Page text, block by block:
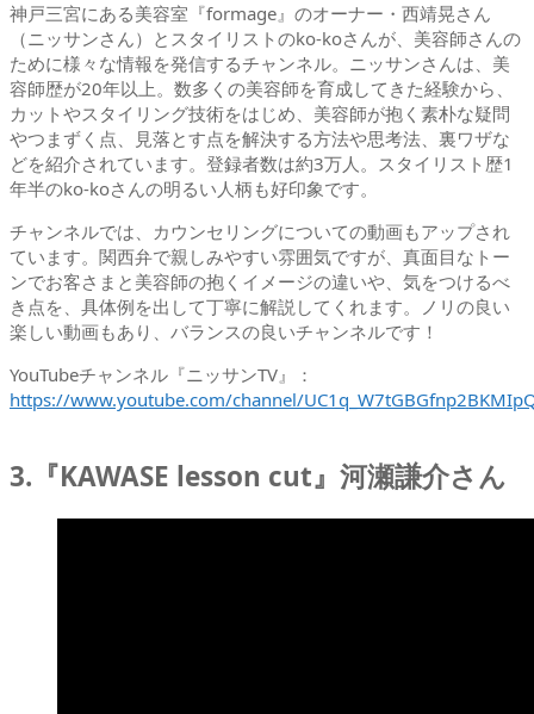
神戸三宮にある美容室『formage』のオーナー・西靖晃さん
（ニッサンさん）とスタイリストのko-koさんが、美容師さんの
ために様々な情報を発信するチャンネル。ニッサンさんは、美
容師歴が20年以上。数多くの美容師を育成してきた経験から、
カットやスタイリング技術をはじめ、美容師が抱く素朴な疑問
やつまずく点、見落とす点を解決する方法や思考法、裏ワザな
どを紹介されています。登録者数は約3万人。スタイリスト歴1
年半のko-koさんの明るい人柄も好印象です。
チャンネルでは、カウンセリングについての動画もアップされ
ています。関西弁で親しみやすい雰囲気ですが、真面目なトー
ンでお客さまと美容師の抱くイメージの違いや、気をつけるべ
き点を、具体例を出して丁寧に解説してくれます。ノリの良い
楽しい動画もあり、バランスの良いチャンネルです！
YouTubeチャンネル『ニッサンTV』：
https://www.youtube.com/channel/
3.『KAWASE lesson cut』河瀬謙介さん